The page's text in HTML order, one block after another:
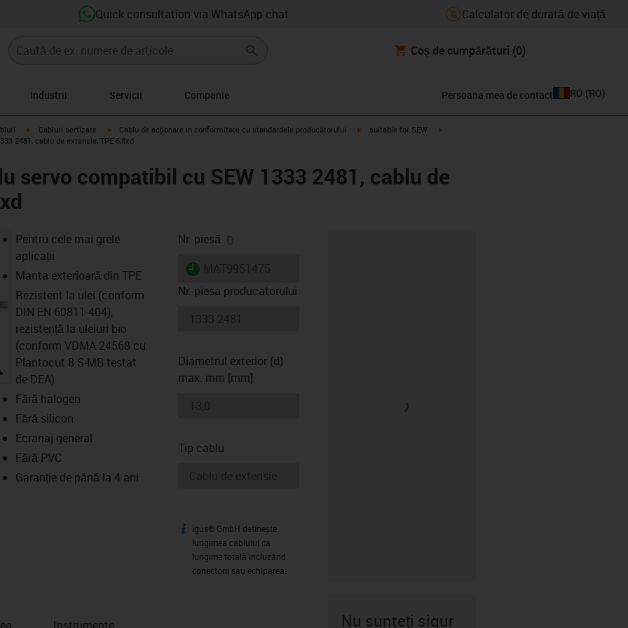
Quick consultation via WhatsApp chat Calculator de durată de viață
Coș de cumpărături (0)
Industrii Servicii Companie Persoana mea de contact RO (RO)
igus-icon-arrow-right
Cabluri sertizate igus-icon-arrow-right
Cablu de acționare in conformitate cu standardele producătorului igus-icon-arrow-right
suitable for SEW
2481, cablu de extensie, TPE 6,8xd
servo compatibil cu SEW 1333 2481, cablu de
igus-icon-lupe
Pentru cele mai grele
aplicații
Manta exterioară din TPE
Rezistent la ulei (conform
DIN EN 60811-404),
rezistență la uleiuri bio
(conform VDMA 24568 cu
Plantocut 8 S-MB testat
de DEA)
Fără halogen
Fără silicon
Ecranaj general
Fără PVC
Garanție de până la 4 ani
Nr. piesă
igus-icon-lieferzeit
Nr. piesa producatorului
Diametrul exterior (d)
max. mm [mm]
Tip cablu
igus-icon-info
igus® GmbH definește
lungimea cablului ca
lungime totală incluzând
conectorii sau echiparea.
Instrumente
Nu sunteți sigur